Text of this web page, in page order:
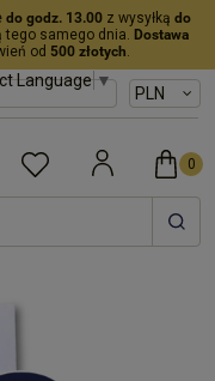
do godz. 13.00z wysyłką do
tego samego dnia. Dostawa
od 500 złotych.
Language▼